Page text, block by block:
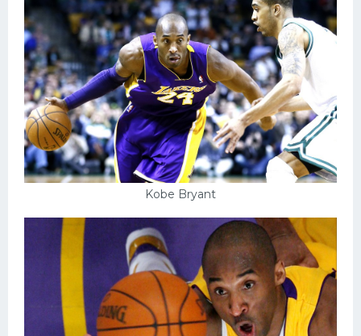
Kobe Bryant